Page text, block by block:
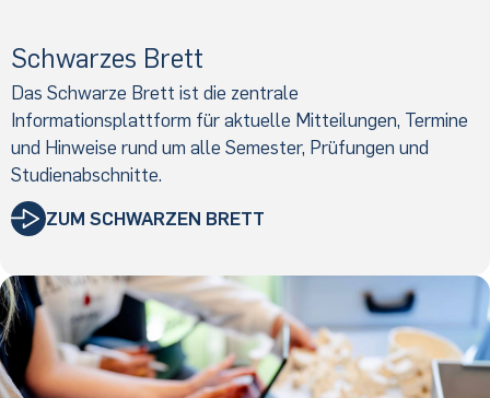
Schwarzes Brett
Das Schwarze Brett ist die zentrale
Informationsplattform für aktuelle Mitteilungen, Termine
und Hinweise rund um alle Semester, Prüfungen und
Studienabschnitte.
ZUM SCHWARZEN BRETT